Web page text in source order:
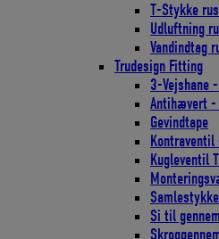
T-Stykke
Udluftning
Vandindtag
Trudesign Fitting
3-Vejshane
Antihævert -
Gevindtape
Kontraventil
Kugleventil
Si til